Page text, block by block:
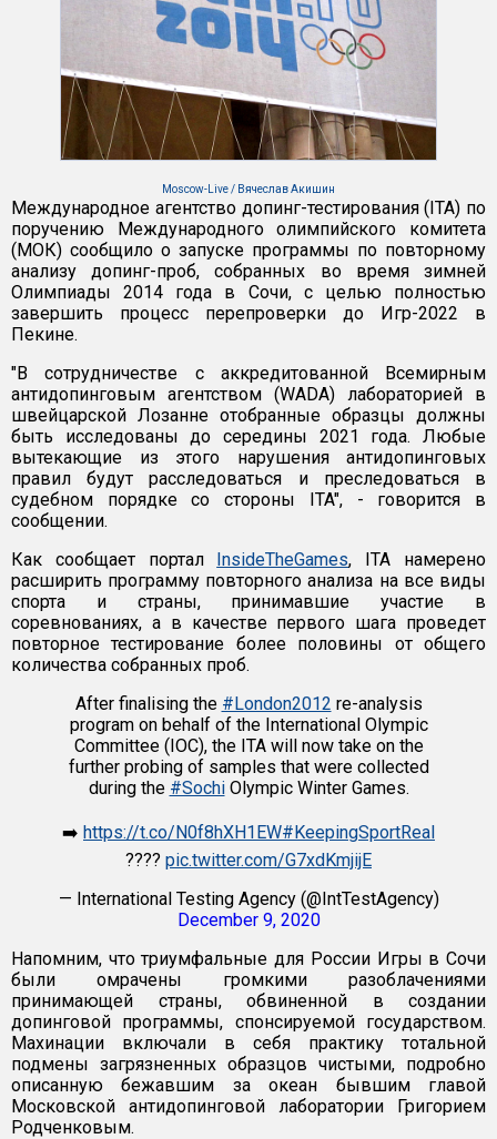
Moscow-Live / Вячеслав Акишин
Международное агентство допинг-тестирования (ITA) по
поручению Международного олимпийского комитета
(МОК) сообщило о запуске программы по повторному
анализу допинг-проб, собранных во время зимней
Олимпиады 2014 года в Сочи, с целью полностью
завершить процесс перепроверки до Игр-2022 в
Пекине.
"В сотрудничестве с аккредитованной Всемирным
антидопинговым агентством (WADA) лабораторией в
швейцарской Лозанне отобранные образцы должны
быть исследованы до середины 2021 года. Любые
вытекающие из этого нарушения антидопинговых
правил будут расследоваться и преследоваться в
судебном порядке со стороны ITA", - говорится в
сообщении.
Как сообщает портал InsideTheGames, ITA намерено
расширить программу повторного анализа на все виды
спорта и страны, принимавшие участие в
соревнованиях, а в качестве первого шага проведет
повторное тестирование более половины от общего
количества собранных проб.
After finalising the #London2012 re-analysis
program on behalf of the International Olympic
Committee (IOC), the ITA will now take on the
further probing of samples that were collected
during the #SochiOlympic Winter Games.
➡️ https://t.co/N0f8hXH1EW#KeepingSportReal
???? pic.twitter.com/G7xdKmjijE
— International Testing Agency (@IntTestAgency)
December 9, 2020
Напомним, что триумфальные для России Игры в Сочи
были омрачены громкими разоблачениями
принимающей страны, обвиненной в создании
допинговой программы, спонсируемой государством.
Махинации включали в себя практику тотальной
подмены загрязненных образцов чистыми, подробно
описанную бежавшим за океан бывшим главой
Московской антидопинговой лаборатории Григорием
Родченковым.